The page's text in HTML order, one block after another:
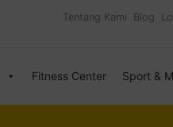
Tentang Kami Blog
Fitness Center Sport &